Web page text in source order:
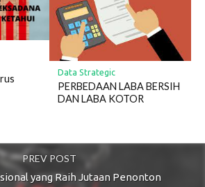
Data Strategic
PERBEDAAN LABA BERSIH
DAN LABA KOTOR
PREV POST
yang Raih Jutaan Penonton